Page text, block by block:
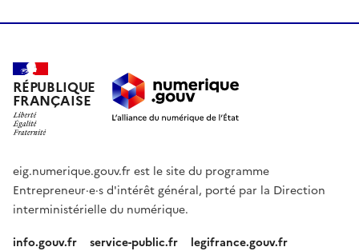
RÉPUBLIQUE
FRANÇAISE
eig.numerique.gouv.fr est le site du programme
Entrepreneur·e·s d'intérêt général, porté par la Direction
interministérielle du numérique.
info.gouv.fr service-public.fr legifrance.gouv.fr